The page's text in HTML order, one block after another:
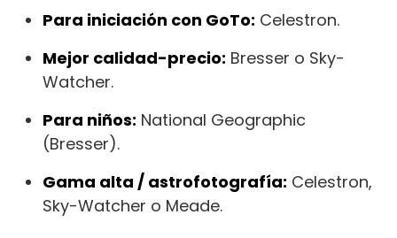
Para iniciación con GoTo: Celestron.
Mejor calidad-precio: Bresser o Sky-
Watcher.
Para niños: National Geographic
(Bresser).
Gama alta / astrofotografía: Celestron,
Sky-Watcher o Meade.